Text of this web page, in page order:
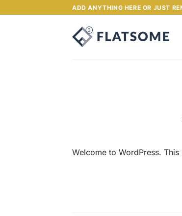
au
ADD ANYTHING HERE OR JUST
Welcome to WordPress.